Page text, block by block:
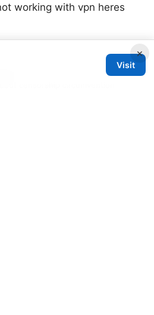
working with vpn heres
×
Visit